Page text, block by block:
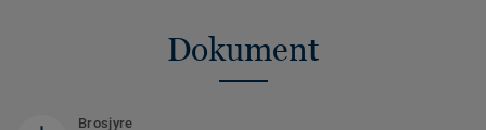
Dokument
Brosjyre